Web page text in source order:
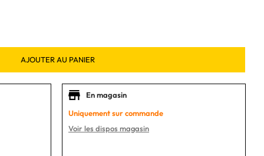
AJOUTER AU PANIER
En magasin
Uniquement sur commande
Voir les dispos magasin